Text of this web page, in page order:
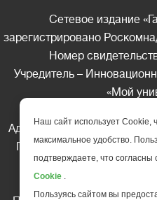
Сетевое издание
зарегистрировано
Номер
Учредитель –
«Мой
Адрес редакции: 185035
Петрозаводск, ул.
Телефон
Наш сайт использует Cookie,
максимальное удобство.
подтверждаете, что согласны
Cookie .
Пользуясь сайтом вы